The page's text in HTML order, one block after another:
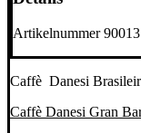
Artikelnummer 90013
Caffè Danesi
Caffè Danesi Gran